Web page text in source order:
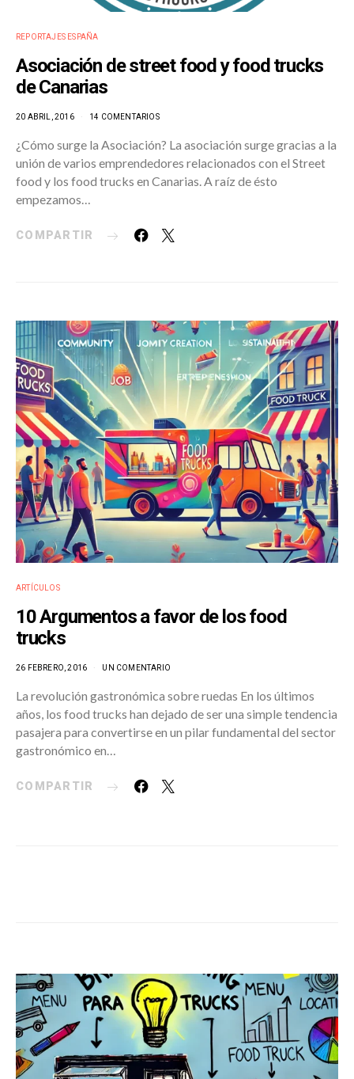
REPORTAJES ESPAÑA
Asociación de street food y food trucks
de Canarias
20 ABRIL, 2016 14 COMENTARIOS
¿Cómo surge la Asociación? La asociación surge gracias a la
unión de varios emprendedores relacionados con el Street
food y los food trucks en Canarias. A raíz de ésto
empezamos…
COMPARTIR
ARTÍCULOS
10 Argumentos a favor de los food
trucks
26 FEBRERO, 2016 UN COMENTARIO
La revolución gastronómica sobre ruedas En los últimos
años, los food trucks han dejado de ser una simple tendencia
pasajera para convertirse en un pilar fundamental del sector
gastronómico en…
COMPARTIR